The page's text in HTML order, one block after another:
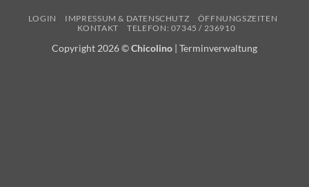
LOGIN IMPRESSUM & DATENSCHUTZ
ÖFFNUNGSZEITEN
KONTAKT
TELEFON: 07345 / 236910
Copyright 2026 ©Chicolino | Terminverwaltung